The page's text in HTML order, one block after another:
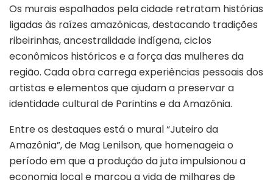
Os murais espalhados pela cidade retratam histórias
ligadas às raízes amazônicas, destacando tradições
ribeirinhas, ancestralidade indígena, ciclos
econômicos históricos e a força das mulheres da
região. Cada obra carrega experiências pessoais dos
artistas e elementos que ajudam a preservar a
identidade cultural de Parintins e da Amazônia.
Entre os destaques está o mural “Juteiro da
Amazônia”, de Mag Lenilson, que homenageia o
período em que a produção da juta impulsionou a
economia local e marcou a vida de milhares de